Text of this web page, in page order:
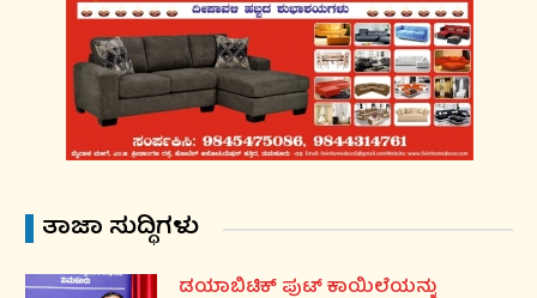
ತಾಜಾ ಸುದ್ಧಿಗಳು
ಡಯಾಬಿಟಿಕ್ ಪುಟ್ ಕಾಯಿಲೆಯನ್ನು